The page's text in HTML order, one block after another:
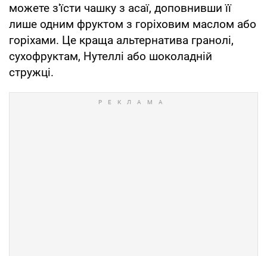
можете з'їсти чашку з асаї, доповнивши її
лише одним фруктом з горіховим маслом або
горіхами. Це краща альтернатива гранолі,
сухофруктам, Нутеллі або шоколадній
стружці.